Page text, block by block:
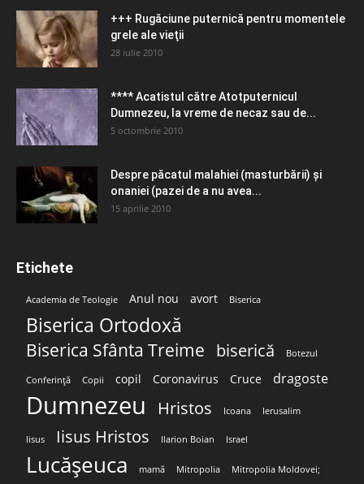
+++ Rugăciune puternică pentru momentele
grele ale vieţii
28 iulie 2010
**** Acatistul către Atotputernicul
Dumnezeu, la vreme de necaz sau de...
5 octombrie 2010
Despre păcatul malahiei (masturbării) şi
onaniei (pazei de a nu avea...
15 aprilie 2010
Etichete
Academia de Teologie Anul nou avort Biserica
Biserica Ortodoxă
Biserica Sfânta Treime biserică Botezul
Conferință Copii copil Coronavirus Cruce dragoste
Dumnezeu Hristos Icoana Ierusalim
Iisus Iisus Hristos Ilarion Boian Israel
Lucășeuca mamă Mitropolia Mitropolia Moldovei;